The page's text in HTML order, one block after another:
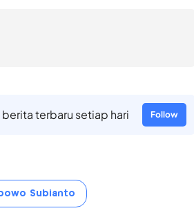
terbaru setiap hari Follow
Subianto